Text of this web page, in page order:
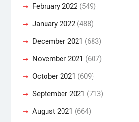
February 2022(549)
January 2022(488)
December 2021 (683)
November 2021 (607)
October 2021 (609)
September 2021 (713)
August 2021 (664)